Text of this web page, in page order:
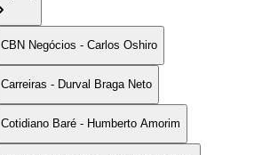
CBN Negócios - Carlos Oshiro
Carreiras - Durval Braga Neto
Cotidiano Baré - Humberto Amorim